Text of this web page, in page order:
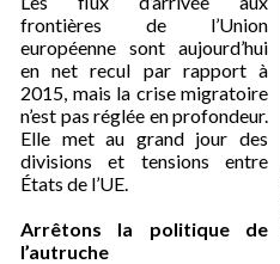
frontières de l’Union
européenne sont aujourd’hui
en net recul par rapport à
2015, mais la crise migratoire
n’est pas réglée en profondeur.
Elle met au grand jour des
divisions et tensions entre
États de l’UE.
Arrêtons la politique de
l’autruche